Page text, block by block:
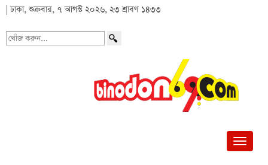
| ঢাকা, শুক্রবার, ৭ আগস্ট ২০২৬, ২৩ শ্রাবণ ১৪৩৩
খোঁজ